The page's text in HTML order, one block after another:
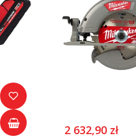
2 632,90 zł